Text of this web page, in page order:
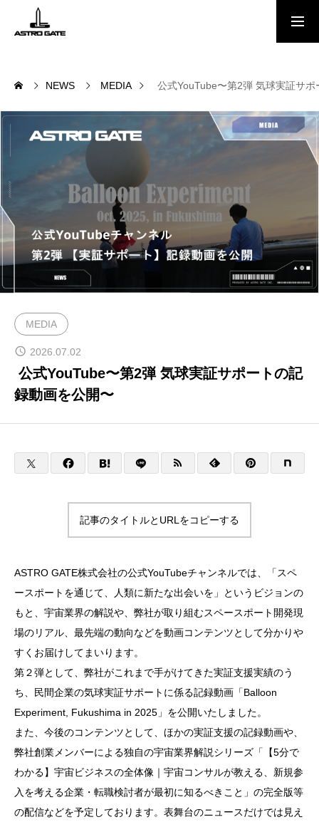
NEWS
会社概要
MEMBER
スペースポート
宇宙ビジネスコンサルティング
宇宙のまちづくり
CONTACT
ENGLISH
NEWS MEDIA 公式YouTube〜第2弾 気球実証サ
MEDIA
2026.07.02
公式YouTube〜第2弾 気球実証サポートの記
録動画を公開〜
記事のタイトルとURLをコピーする
ASTRO GATE株式会社の公式YouTubeチャンネルでは、「スペ
ースポートを通じて、人類に新たな出会いを」というビジョンの
もと、宇宙業界の解説や、弊社が取り組むスペースポート開発現
場のリアル、最先端の動向などを動画コンテンツとして分かりや
すくお届けしてまいります。
第２弾として、弊社がこれまで手がけてきた実証支援実績のう
ち、民間企業の気球実証サポートに係る記録動画「Balloon
Experiment, Fukushima in 2025」を公開いたしました。
また、今後のコンテンツとして、ほかの実証支援の記録動画や、
弊社創業メンバーによる独自の宇宙業界解説シリーズ「【5分で
わかる】宇宙ビジネスの全体像｜宇宙コンサルが教える、新規参
入を考える企業・転職検討者が最初に知るべきこと」の完全版等
の配信などを予定しております。表舞台のニュースだけでは見え